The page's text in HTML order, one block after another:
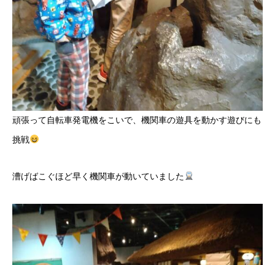
頑張って自転車発電機をこいで、機関車の遊具を動かす遊びにも
挑戦
漕げばこぐほど早く機関車が動いていました